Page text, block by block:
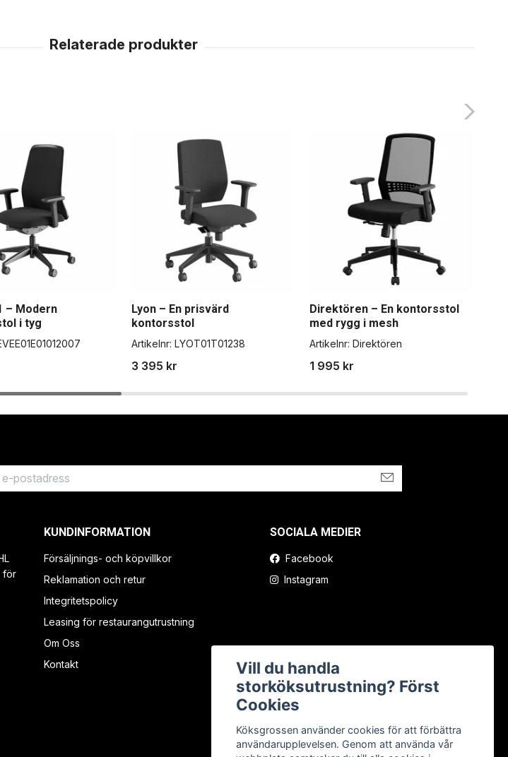
– Modern
i tyg
Lyon – En prisvärd
kontorsstol
Artikelnr: LYOT01T01238
3 395 kr
Direktören – En kontorsstol
med rygg i mesh
Artikelnr: Direktören
1 995 kr
för
KUNDINFORMATION
Försäljnings- och köpvillkor
Reklamation och retur
Integritetspolicy
Leasing för restaurangutrustning
Om Oss
Kontakt
SOCIALA MEDIER
Facebook
Instagram
Vill du handla
storköksutrustning? Först
Cookies
Köksgrossen använder cookies för att förbättra
användarupplevelsen. Genom att använda vår